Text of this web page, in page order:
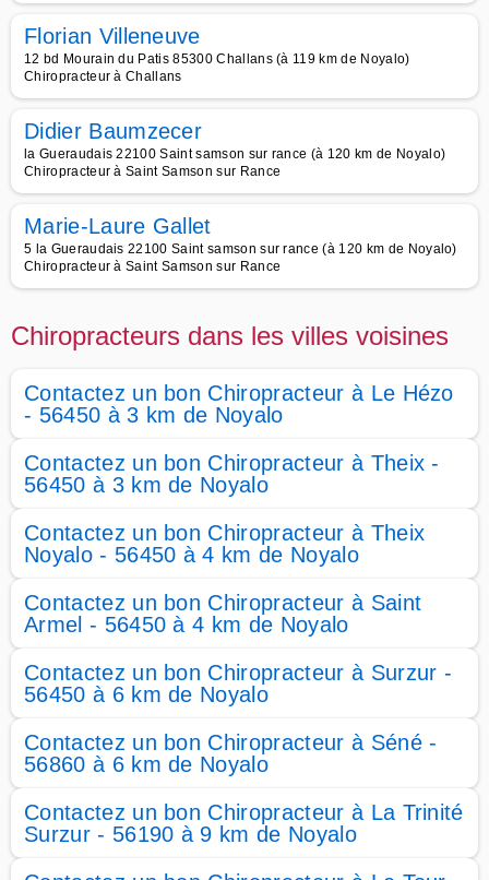
Florian Villeneuve
12 bd Mourain du Patis 85300 Challans (à 119 km de Noyalo)
Chiropracteur à Challans
Didier Baumzecer
la Gueraudais 22100 Saint samson sur rance (à 120 km de Noyalo)
Chiropracteur à Saint Samson sur Rance
Marie-Laure Gallet
5 la Gueraudais 22100 Saint samson sur rance (à 120 km de Noyalo)
Chiropracteur à Saint Samson sur Rance
Chiropracteurs dans les villes voisines
Contactez un bon Chiropracteur à Le Hézo
- 56450 à 3 km de Noyalo
Contactez un bon Chiropracteur à Theix -
56450 à 3 km de Noyalo
Contactez un bon Chiropracteur à Theix
Noyalo - 56450 à 4 km de Noyalo
Contactez un bon Chiropracteur à Saint
Armel - 56450 à 4 km de Noyalo
Contactez un bon Chiropracteur à Surzur -
56450 à 6 km de Noyalo
Contactez un bon Chiropracteur à Séné -
56860 à 6 km de Noyalo
Contactez un bon Chiropracteur à La Trinité
Surzur - 56190 à 9 km de Noyalo